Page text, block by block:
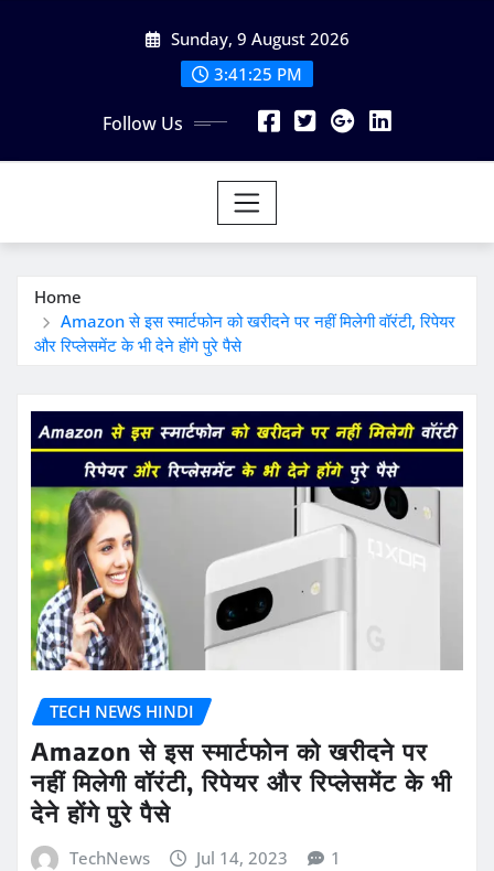
Sunday, 9 August 2026
3:41:26 PM
Follow Us
Home
Amazon से इस स्मार्टफोन को खरीदने पर नहीं मिलेगी वॉरंटी, रिपेयर
और रिप्लेसमेंट के भी देने होंगे पुरे पैसे
TECH NEWS HINDI
Amazon से इस स्मार्टफोन को खरीदने पर
नहीं मिलेगी वॉरंटी, रिपेयर और रिप्लेसमेंट के भी
देने होंगे पुरे पैसे
TechNews Jul 14, 2023 1